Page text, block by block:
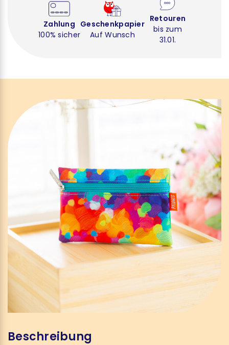
Zahlung
100% sicher
Geschenkpapier
Auf Wunsch
Retouren
bis zum
31.01.
Beschreibung